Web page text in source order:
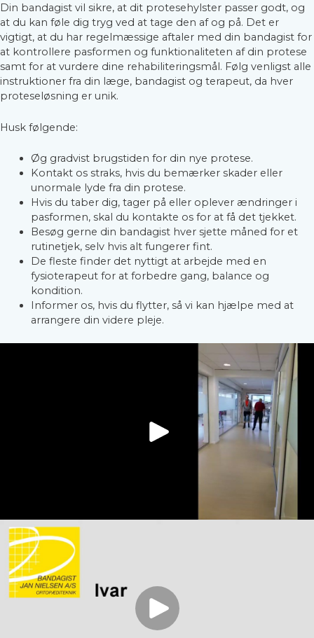
Din bandagist vil sikre, at dit protesehylster passer godt, og
at du kan føle dig tryg ved at tage den af og på. Det er
vigtigt, at du har regelmæssige aftaler med din bandagist for
at kontrollere pasformen og funktionaliteten af din protese
samt for at vurdere dine rehabiliteringsmål. Følg venligst alle
instruktioner fra din læge, bandagist og terapeut, da hver
proteseløsning er unik.
Husk følgende:
Øg gradvist brugstiden for din nye protese.
Kontakt os straks, hvis du bemærker skader eller
unormale lyde fra din protese.
Hvis du taber dig, tager på eller oplever ændringer i
pasformen, skal du kontakte os for at få det tjekket.
Besøg gerne din bandagist hver sjette måned for et
rutinetjek, selv hvis alt fungerer fint.
De fleste finder det nyttigt at arbejde med en
fysioterapeut for at forbedre gang, balance og
kondition.
Informer os, hvis du flytter, så vi kan hjælpe med at
arrangere din videre pleje.